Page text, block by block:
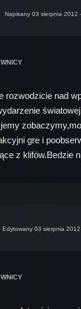
Napisany 03 sierpnia 2012
rozwodzicie nad
gre i
z klifów.Bedzie
Edytowany 03 sierpnia